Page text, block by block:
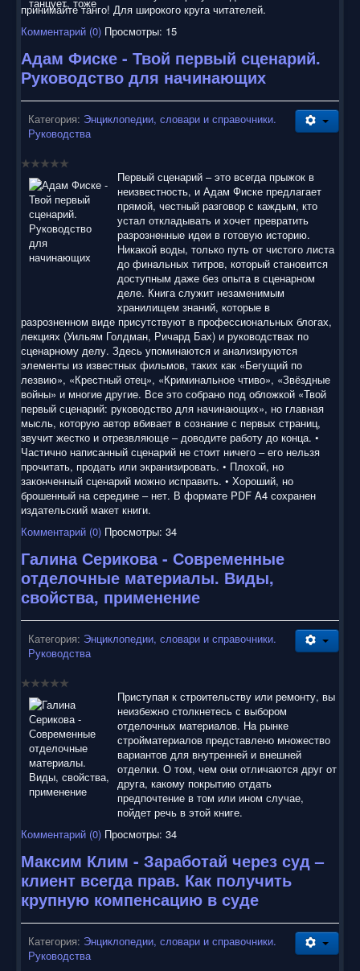
принимайте танго! Для широкого круга читателей.
Комментарий (0) Просмотры: 15
Адам Фиске - Твой первый сценарий.
Руководство для начинающих
Категория: Энциклопедии, словари и справочники.
Руководства
Первый сценарий – это всегда прыжок в
неизвестность, и Адам Фиске предлагает
прямой, честный разговор с каждым, кто
устал откладывать и хочет превратить
разрозненные идеи в готовую историю.
Никакой воды, только путь от чистого листа
до финальных титров, который становится
доступным даже без опыта в сценарном
деле. Книга служит незаменимым
хранилищем знаний, которые в
разрозненном виде присутствуют в профессиональных блогах,
лекциях (Уильям Голдман, Ричард Бах) и руководствах по
сценарному делу. Здесь упоминаются и анализируются
элементы из известных фильмов, таких как «Бегущий по
лезвию», «Крестный отец», «Криминальное чтиво», «Звёздные
войны» и многие другие. Все это собрано под обложкой «Твой
первый сценарий: руководство для начинающих», но главная
мысль, которую автор вбивает в сознание с первых страниц,
звучит жестко и отрезвляюще – доводите работу до конца. •
Частично написанный сценарий не стоит ничего – его нельзя
прочитать, продать или экранизировать. • Плохой, но
законченный сценарий можно исправить. • Хороший, но
брошенный на середине – нет. В формате PDF A4 сохранен
издательский макет книги.
Комментарий (0) Просмотры: 34
Галина Серикова - Современные
отделочные материалы. Виды,
свойства, применение
Категория: Энциклопедии, словари и справочники.
Руководства
Приступая к строительству или ремонту, вы
неизбежно столкнетесь с выбором
отделочных материалов. На рынке
стройматериалов представлено множество
вариантов для внутренней и внешней
отделки. О том, чем они отличаются друг от
друга, какому покрытию отдать
предпочтение в том или ином случае,
пойдет речь в этой книге.
Комментарий (0) Просмотры: 34
Максим Клим - Заработай через суд –
клиент всегда прав. Как получить
крупную компенсацию в суде
Категория: Энциклопедии, словари и справочники.
Руководства